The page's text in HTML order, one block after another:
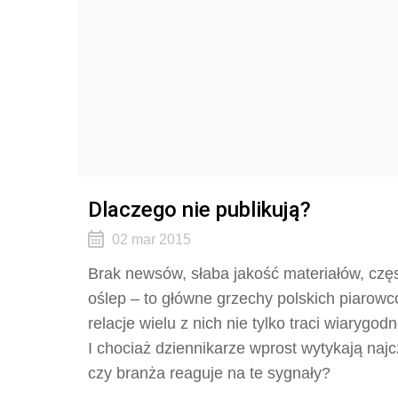
Dlaczego nie publikują?
02 mar 2015
Brak newsów, słaba jakość materiałów,
oślep – to główne grzechy polskich
relacje wielu z nich nie tylko traci
I chociaż dziennikarze wprost wytykają
czy branża reaguje na te sygnały?